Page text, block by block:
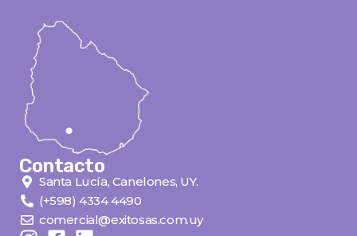
Contacto
Santa Lucía, Canelones, UY.
(+598) 4334 4490
comercial@exitosas.com.uy